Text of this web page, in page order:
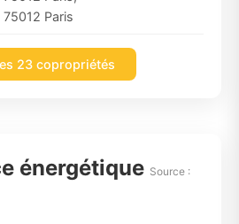
75012 Paris
23 copropriétés
énergétique Source :